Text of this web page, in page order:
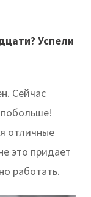
Успели
Сейчас
отличные
это придает
работать.